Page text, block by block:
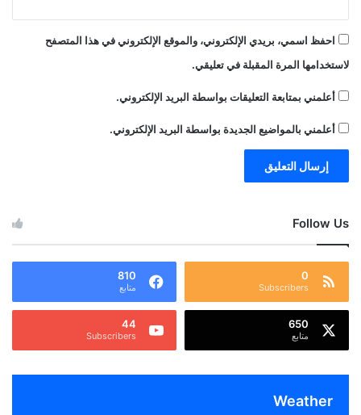
احفظ اسمي، بريدي الإلكتروني، والموقع الإلكتروني في هذا المتصفح
لاستخدامها المرة المقبلة في تعليقي.
أعلمني بمتابعة التعليقات بواسطة البريد الإلكتروني.
أعلمني بالمواضيع الجديدة بواسطة البريد الإلكتروني.
Follow Us
0
Subscribers
810
متابع
650
متابع
44
Subscribers
Weather